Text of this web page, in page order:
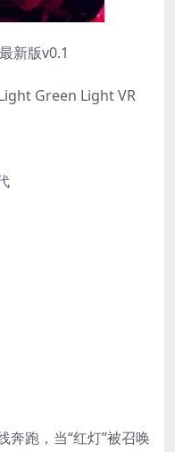
新版v0.1
Green Light VR
奔跑，当“红灯”被召唤